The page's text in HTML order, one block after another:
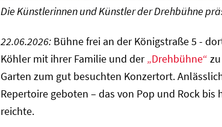
Die Künstlerinnen und Künstler der Drehbühne
22.06.2026:Bühne frei an der Königstraße 5 -
Köhler mit ihrer Familie und der„Drehbühne“
Garten zum gut besuchten Konzertort.
Repertoire geboten – das von Pop und Rock
reichte.